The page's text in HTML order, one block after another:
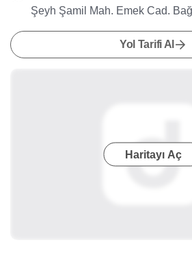
Şeyh Şamil Mah. Emek Cad.
Yol Tarifi Al
Haritayı Aç